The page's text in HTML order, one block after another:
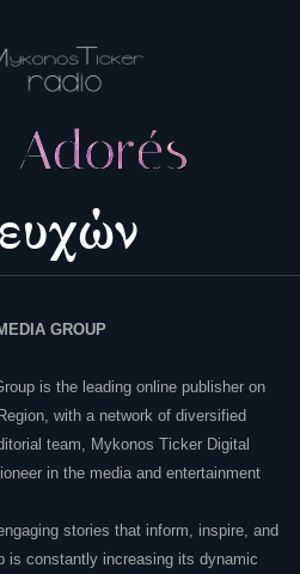
GROUP
is the leading online publisher on
with a network of diversified
team, Mykonos Ticker Digital
in the media and entertainment
stories that inform, inspire, and
is constantly increasing its dynamic